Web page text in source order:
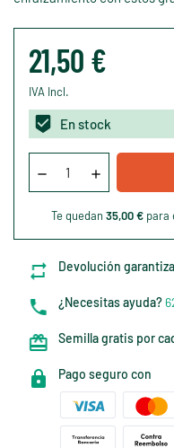
21,50 €
IVA Incl.
En stock
Te quedan 35,00 € para
Devolución
¿Necesitas ayuda?
Semilla gratis por
Pago seguro con